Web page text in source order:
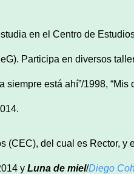
en el Centro de
Participa en diversos
está ahí”/1998, “Mis
(CEC), del cual es Rector, y
y Luna de miel/Diego